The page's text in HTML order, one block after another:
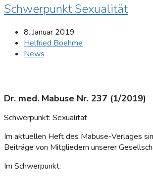
Schwerpunkt Sexualität
8. Januar 2019
Helfried Boehme
News
Dr. med. Mabuse Nr. 237 (1/2019)
Schwerpunkt: Sexualität
Im aktuellen Heft des Mabuse-Verlages
Beiträge von Mitgliedern unserer
Im Schwerpunkt: